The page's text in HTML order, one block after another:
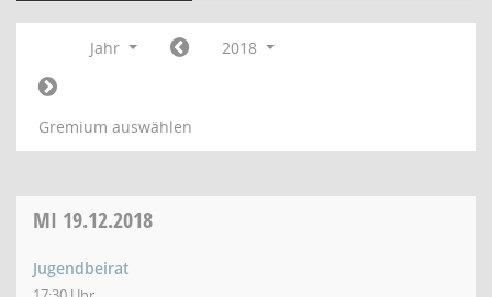
Jahr 2018
Gremium auswählen
MI 19.12.2018
Jugendbeirat